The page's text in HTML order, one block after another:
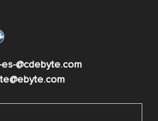
@cdebyte.com